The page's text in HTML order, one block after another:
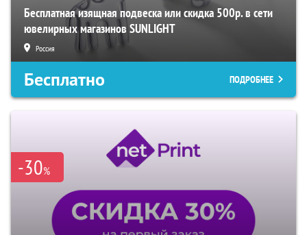
Бесплатная изящная подвеска или скидка 500р. в сети
ювелирных магазинов SUNLIGHT
Россия
Бесплатно ПОДРОБНЕЕ
-30%